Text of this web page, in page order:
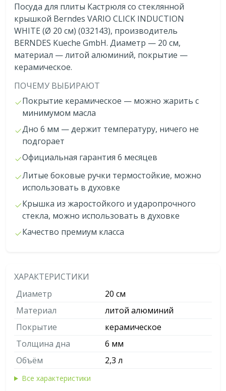
Посуда для плиты Кастрюля со стеклянной
крышкой Berndes VARIO CLICK INDUCTION
WHITE (Ø 20 см) (032143), производитель
BERNDES Kueche GmbH. Диаметр — 20 см,
материал — литой алюминий, покрытие —
керамическое.
ПОЧЕМУ ВЫБИРАЮТ
Покрытие керамическое — можно жарить с
минимумом масла
Дно 6 мм — держит температуру, ничего не
подгорает
Официальная гарантия 6 месяцев
Литые боковые ручки термостойкие, можно
использовать в духовке
Крышка из жаростойкого и ударопрочного
стекла, можно использовать в духовке
Качество премиум класса
ХАРАКТЕРИСТИКИ
Диаметр
20 см
Материал
литой алюминий
Покрытие
керамическое
Толщина дна
6 мм
Объём
2,3 л
Все характеристики